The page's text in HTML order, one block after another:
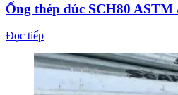
Ống thép đúc SCH80 ASTM
Đọc tiếp